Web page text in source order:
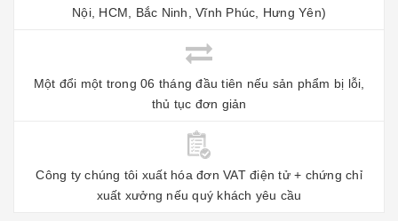
Nội, HCM, Bắc Ninh, Vĩnh Phúc, Hưng Yên)
Một đổi một trong 06 tháng đầu tiên nếu sản phẩm bị lỗi,
thủ tục đơn giản
Công ty chúng tôi xuất hóa đơn VAT điện tử + chứng chỉ
xuất xưởng nếu quý khách yêu cầu